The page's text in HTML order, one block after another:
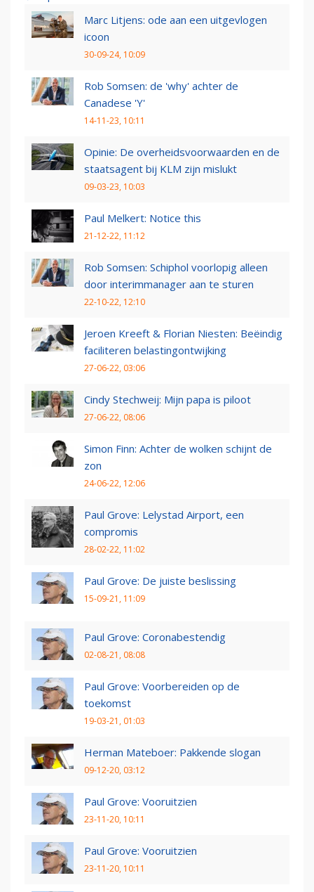
Marc Litjens: ode aan een uitgevlogen
icoon
30-09-24, 10:09
Rob Somsen: de 'why' achter de
Canadese 'Y'
14-11-23, 10:11
Opinie: De overheidsvoorwaarden en de
staatsagent bij KLM zijn mislukt
09-03-23, 10:03
Paul Melkert: Notice this
21-12-22, 11:12
Rob Somsen: Schiphol voorlopig alleen
door interimmanager aan te sturen
22-10-22, 12:10
Jeroen Kreeft & Florian Niesten: Beëindig
faciliteren belastingontwijking
27-06-22, 03:06
Cindy Stechweij: Mijn papa is piloot
27-06-22, 08:06
Simon Finn: Achter de wolken schijnt de
zon
24-06-22, 12:06
Paul Grove: Lelystad Airport, een
compromis
28-02-22, 11:02
Paul Grove: De juiste beslissing
15-09-21, 11:09
Paul Grove: Coronabestendig
02-08-21, 08:08
Paul Grove: Voorbereiden op de
toekomst
19-03-21, 01:03
Herman Mateboer: Pakkende slogan
09-12-20, 03:12
Paul Grove: Vooruitzien
23-11-20, 10:11
Paul Grove: Vooruitzien
23-11-20, 10:11